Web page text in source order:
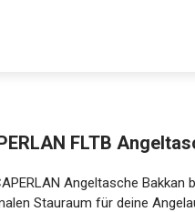
FLTB
Angeltasche Bakkan
Stauraum für deine